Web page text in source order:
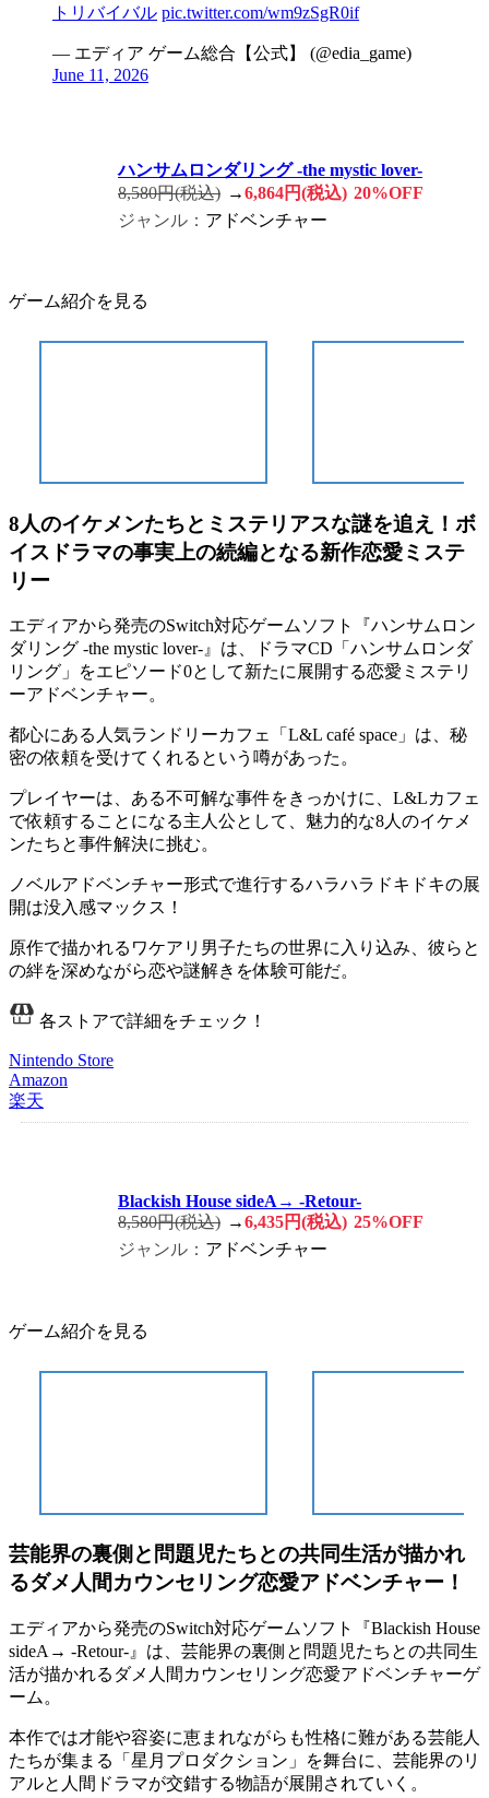
トリバイバル pic.twitter.com/wm9zSgR0if
— エディア ゲーム総合【公式】 (@edia_game)
June 11, 2026
ハンサムロンダリング -the mystic lover-
8,580円(税込) →6,864円(税込) 20%OFF
ジャンル： アドベンチャー
ゲーム紹介を見る
8人のイケメンたちとミステリアスな謎を追え！ボ
イスドラマの事実上の続編となる新作恋愛ミステ
リー
エディアから発売のSwitch対応ゲームソフト『ハンサムロン
ダリング -the mystic lover-』は、ドラマCD「ハンサムロンダ
リング」をエピソード0として新たに展開する恋愛ミステリ
ーアドベンチャー。
都心にある人気ランドリーカフェ「L&L café space」は、 秘
密の依頼を受けてくれる という噂があった。
プレイヤーは、ある不可解な事件をきっかけに、 L&Lカフェ
で依頼することになる主人公として、魅力的な8人のイケメ
ンたちと事件解決に挑む。
ノベルアドベンチャー形式で進行するハラハラドキドキの展
開は没入感マックス！
原作で描かれるワケアリ男子たちの世界に入り込み、彼らと
の絆を深めながら恋や謎解き を体験可能だ。
各ストアで詳細をチェック！
Nintendo Store
Amazon
楽天
Blackish House sideA→ -Retour-
8,580円(税込) →6,435円(税込) 25%OFF
ジャンル： アドベンチャー
ゲーム紹介を見る
芸能界の裏側と問題児たちとの共同生活が描かれ
るダメ人間カウンセリング恋愛アドベンチャー！
エディアから発売のSwitch対応ゲームソフト『Blackish House
sideA→ -Retour- 』は、芸能界の裏側と問題児たちとの共同生
活が描かれる ダメ人間カウンセリング恋愛アドベンチャーゲ
ーム 。
本作では才能や容姿に恵まれながらも性格に難がある芸能人
たちが集まる「星月プロダクション」を舞台に、 芸能界のリ
アルと人間ドラマが交錯する物語が展開されていく。